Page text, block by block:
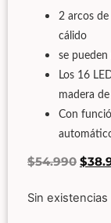
2 arcos
cálido
se
Los 16
madera
Con
$54.990 $
Sin existencias